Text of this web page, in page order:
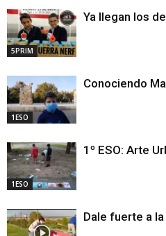
5PRIM
Ya llegan los
1ESO
Conociendo
1ESO
1º ESO: Arte
Dale fuerte a